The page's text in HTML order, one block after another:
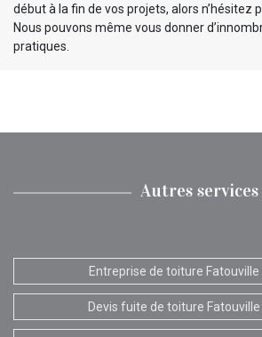
début à la fin de vos projets, alors n’hésitez
Nous pouvons même vous donner
pratiques.
Autres services
Entreprise de toiture Fatouville
Devis fuite de toiture